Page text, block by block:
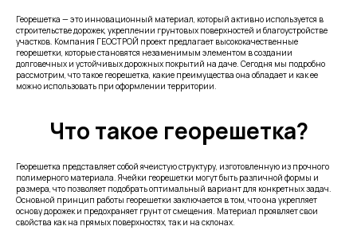
Георешетка — это инновационный материал, который активно используется в
строительстве дорожек, укреплении грунтовых поверхностей и благоустройстве
участков. Компания ГЕОСТРОЙ проект предлагает высококачественные
георешетки, которые становятся незаменимым элементом в создании
долговечных и устойчивых дорожных покрытий на даче. Сегодня мы подробно
рассмотрим, что такое георешетка, какие преимущества она обладает и как ее
можно использовать при оформлении территории.
Что такое георешетка?
Георешетка представляет собой ячеистую структуру, изготовленную из прочного
полимерного материала. Ячейки георешетки могут быть различной формы и
размера, что позволяет подобрать оптимальный вариант для конкретных задач.
Основной принцип работы георешетки заключается в том, что она укрепляет
основу дорожек и предохраняет грунт от смещения. Материал проявляет свои
свойства как на прямых поверхностях, так и на склонах.